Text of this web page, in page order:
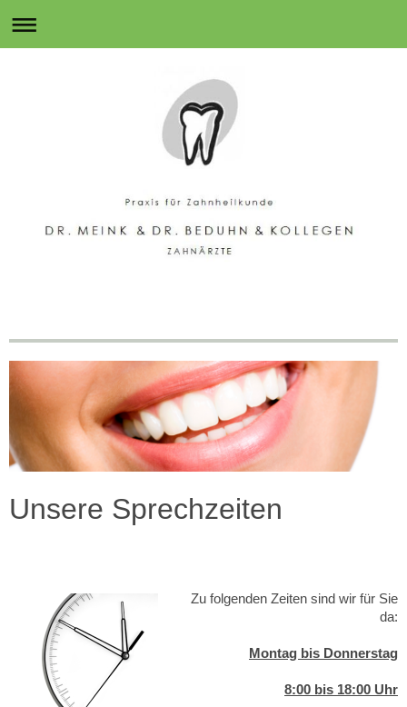
Unsere Sprechzeiten
Zu folgenden Zeiten sind wir für Sie
da:
Montag bis Donnerstag
8:00 bis 18:00 Uhr